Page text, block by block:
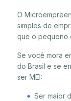
O
simples de
que o pequeno
Se você mora
do Brasil e se
ser MEI:
Ser maior